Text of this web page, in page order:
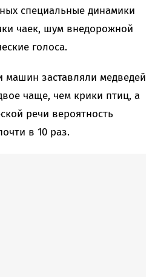
специальные динамики
чаек, шум внедорожной
голоса.
машин заставляли медведей
чаще, чем крики птиц, а
речи вероятность
в 10 раз.